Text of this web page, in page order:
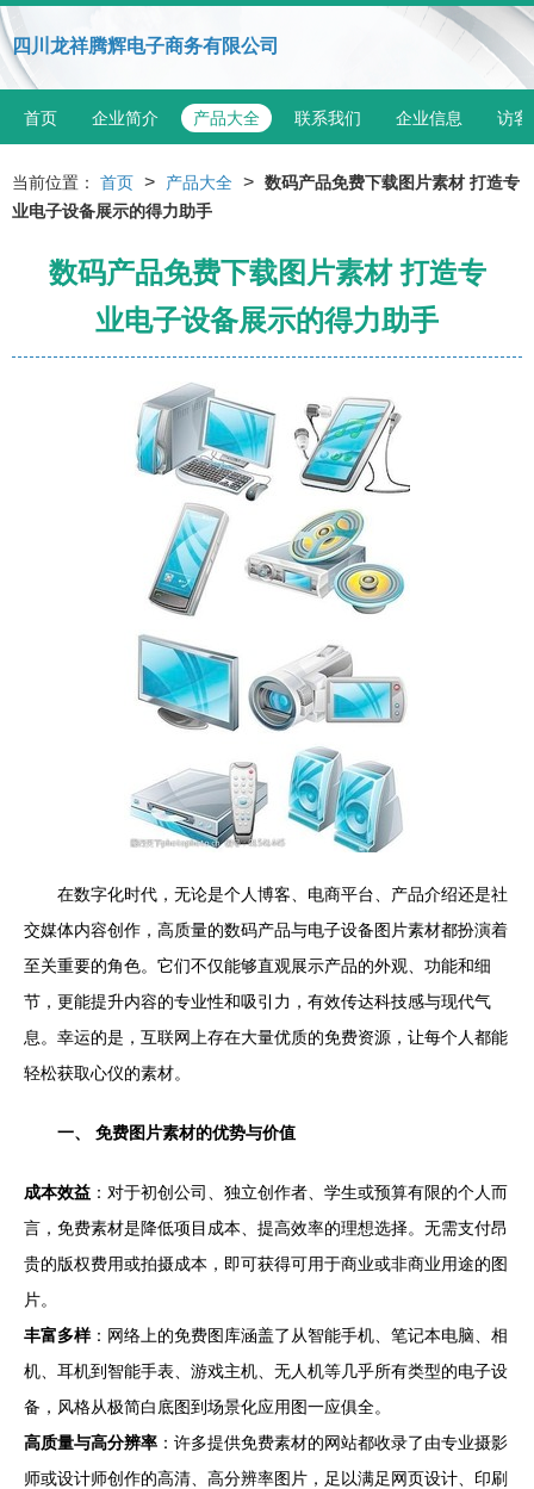
四川龙祥腾辉电子商务有限公司
首页 企业简介 产品大全 联系我们 企业信息 访客
当前位置： 首页 > 产品大全 > 数码产品免费下载图片素材 打造专
业电子设备展示的得力助手
数码产品免费下载图片素材 打造专
业电子设备展示的得力助手
在数字化时代，无论是个人博客、电商平台、产品介绍还是社
交媒体内容创作，高质量的数码产品与电子设备图片素材都扮演着
至关重要的角色。它们不仅能够直观展示产品的外观、功能和细
节，更能提升内容的专业性和吸引力，有效传达科技感与现代气
息。幸运的是，互联网上存在大量优质的免费资源，让每个人都能
轻松获取心仪的素材。
一、 免费图片素材的优势与价值
成本效益 ：对于初创公司、独立创作者、学生或预算有限的个人而
言，免费素材是降低项目成本、提高效率的理想选择。无需支付昂
贵的版权费用或拍摄成本，即可获得可用于商业或非商业用途的图
片。
丰富多样：网络上的免费图库涵盖了从智能手机、笔记本电脑、相
机、耳机到智能手表、游戏主机、无人机等几乎所有类型的电子设
备，风格从极简白底图到场景化应用图一应俱全。
高质量与高分辨率 ：许多提供免费素材的网站都收录了由专业摄影
师或设计师创作的高清、高分辨率图片，足以满足网页设计、印刷